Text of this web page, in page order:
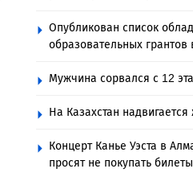
Опубликован список
образовательных грантов
Мужчина сорвался с 12
На Казахстан
Концерт Канье Уэста в
просят не покупать